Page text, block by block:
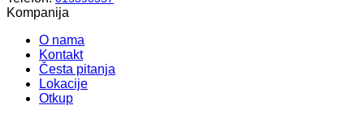
Kompanija
O nama
Kontakt
Česta pitanja
Lokacije
Otkup